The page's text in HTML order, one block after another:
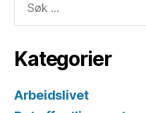
etter:
Kategorier
Arbeidslivet